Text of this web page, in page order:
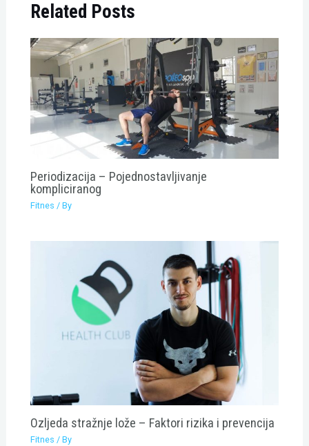
Related Posts
Periodizacija – Pojednostavljivanje
kompliciranog
Fitnes / By
Ozljeda stražnje lože – Faktori rizika i prevencija
Fitnes / By